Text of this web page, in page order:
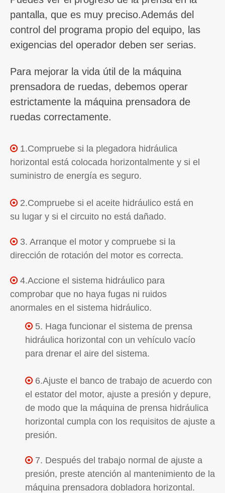
pantalla, que es muy preciso.Además del
control del programa propio del equipo, las
exigencias del operador deben ser serias.
Para mejorar la vida útil de la máquina
prensadora de ruedas, debemos operar
estrictamente la máquina prensadora de
ruedas correctamente.
 1.Compruebe si la plegadora hidráulica
horizontal está colocada horizontalmente y si el
suministro de energía es seguro.
2.Compruebe si el aceite hidráulico está en
su lugar y si el circuito no está dañado.
 3. Arranque el motor y compruebe si la
dirección de rotación del motor es correcta.
 4.Accione el sistema hidráulico para
comprobar que no haya fugas ni ruidos
anormales en el sistema hidráulico.
 5. Haga funcionar el sistema de prensa
hidráulica horizontal con un vehículo vacío
para drenar el aire del sistema.
 6.Ajuste el banco de trabajo de acuerdo con
el estator del motor, ajuste a presión y depure,
de modo que la máquina de prensa hidráulica
horizontal cumpla con los requisitos de ajuste a
presión.
 7. Después del trabajo normal de ajuste a
presión, preste atención al mantenimiento de la
máquina prensadora dobladora horizontal.